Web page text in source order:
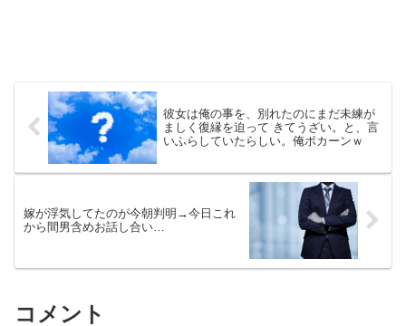
彼女は俺の事を、別れたのにまだ未練が
ましく復縁を迫って きてうざい。と、言
いふらしていたらしい。俺ポカーンｗ
嫁が浮気してたのが今朝判明→今日これ
から間男含めお話し合い…
コメント